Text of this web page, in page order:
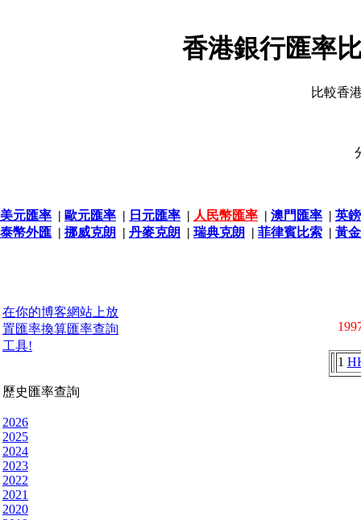
香港銀行匯率
比較香
美元匯率 | 歐元匯率 | 日元匯率 | 人民幣匯率 | 澳門匯率 | 英
泰幣外匯 | 挪威克朗 | 丹麥克朗 | 瑞典克朗 | 菲律賓比索 | 黃
在你的博客網站上放
置匯率換算匯率查詢
工具!
歷史匯率查詢
2026
2025
2024
2023
2022
2021
2020
1